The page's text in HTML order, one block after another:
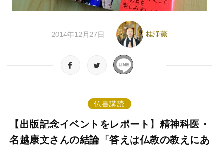
2014年12月27日 桂浄薫
仏書講読
【出版記念イベントをレポート】精神科医・
名越康文さんの結論「答えは仏教の教えにあ